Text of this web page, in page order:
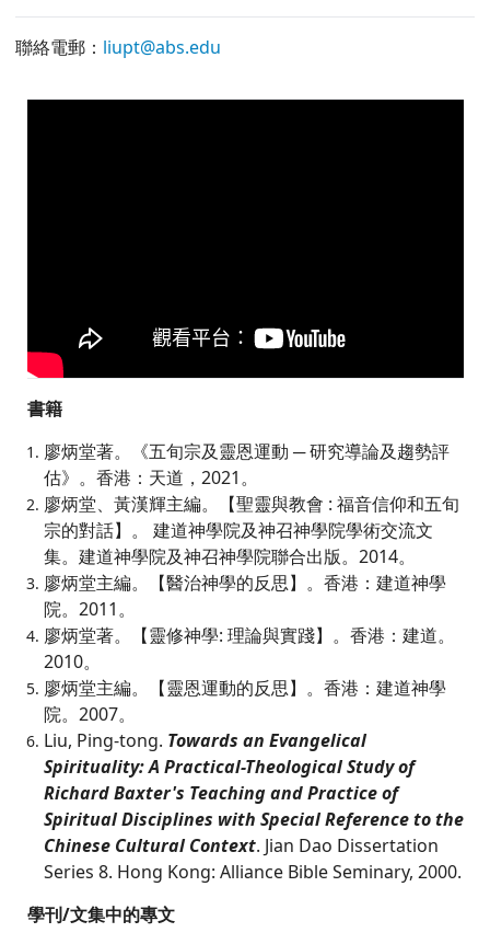
聯絡電郵： liupt@abs.edu
書籍
廖炳堂著。《五旬宗及靈恩運動 ─ 研究導論及趨勢評
估》。香港：天道，2021。
廖炳堂、黃漢輝主編。【聖靈與教會 : 福音信仰和五旬
宗的對話】。 建道神學院及神召神學院學術交流文
集。建道神學院及神召神學院聯合出版。2014。
廖炳堂主編。【醫治神學的反思】。香港：建道神學
院。2011。
廖炳堂著。【靈修神學: 理論與實踐】。香港：建道。
2010。
廖炳堂主編。【靈恩運動的反思】。香港：建道神學
院。2007。
Liu, Ping-tong. Towards an Evangelical
Spirituality: A Practical-Theological Study of
Richard Baxter's Teaching and Practice of
Spiritual Disciplines with Special Reference to the
Chinese Cultural Context. Jian Dao Dissertation
Series 8. Hong Kong: Alliance Bible Seminary, 2000.
學刊/文集中的專文